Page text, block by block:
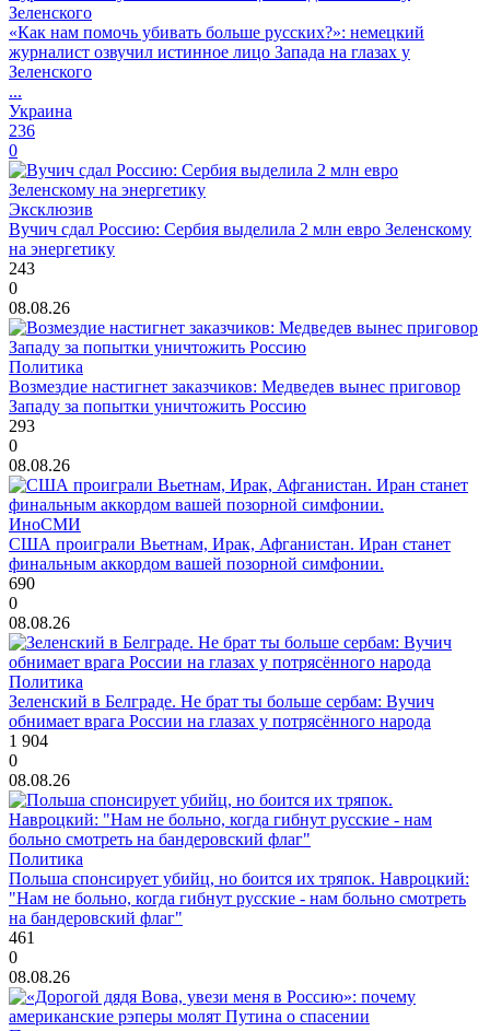
«Как нам помочь убивать больше русских?»: немецкий
журналист озвучил истинное лицо Запада на глазах у
Зеленского
...
Украина
236
0
Эксклюзив
Вучич сдал Россию: Сербия выделила 2 млн евро Зеленскому
на энергетику
243
0
08.08.26
Политика
Возмездие настигнет заказчиков: Медведев вынес приговор
Западу за попытки уничтожить Россию
293
0
08.08.26
ИноСМИ
США проиграли Вьетнам, Ирак, Афганистан. Иран станет
финальным аккордом вашей позорной симфонии.
690
0
08.08.26
Политика
Зеленский в Белграде. Не брат ты больше сербам: Вучич
обнимает врага России на глазах у потрясённого народа
1 904
0
08.08.26
Политика
Польша спонсирует убийц, но боится их тряпок. Навроцкий:
"Нам не больно, когда гибнут русские - нам больно смотреть
на бандеровский флаг"
461
0
08.08.26